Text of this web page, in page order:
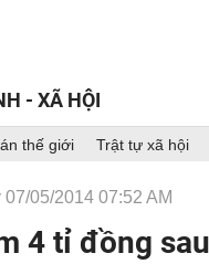
- XÃ HỘI
thế giới Trật tự xã hội
05/2014 07:52 AM
4 tỉ đồng